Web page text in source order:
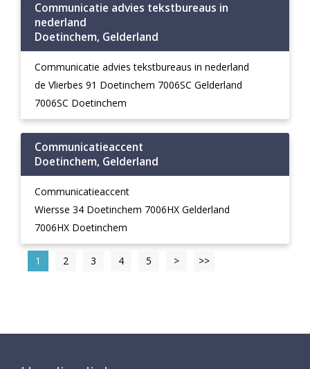
Communicatie advies tekstbureaus in
nederland
Doetinchem, Gelderland
Communicatie advies tekstbureaus in nederland
de Vlierbes 91 Doetinchem 7006SC Gelderland
7006SC Doetinchem
Communicatieaccent
Doetinchem, Gelderland
Communicatieaccent
Wiersse 34 Doetinchem 7006HX Gelderland
7006HX Doetinchem
1 2 3 4 5 > >>